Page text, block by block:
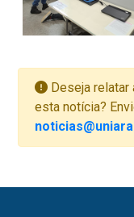
Deseja
esta notícia?